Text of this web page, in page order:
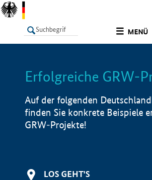
MENÜ
LISTE
Erfolgreiche GRW-
Auf der folgenden
finden Sie konkrete Beispiele
GRW-Projekte!
LOS GEHT'S